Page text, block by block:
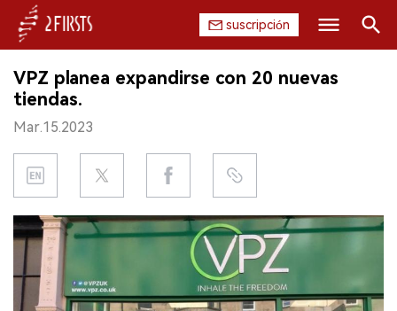
suscripción
INICIO
EMPRESA
PRODUCTO
REGULACIÓN
CHINA
DATOS
Buscar
VPZ planea expandirse con 20 nuevas
tiendas.
Mar.15.2023